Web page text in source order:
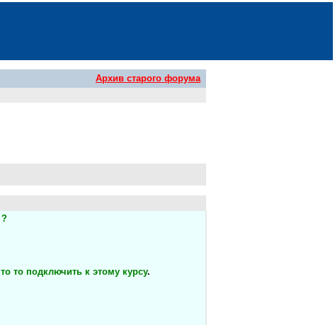
Архив старого форума
?
то подключить к этому курсу.